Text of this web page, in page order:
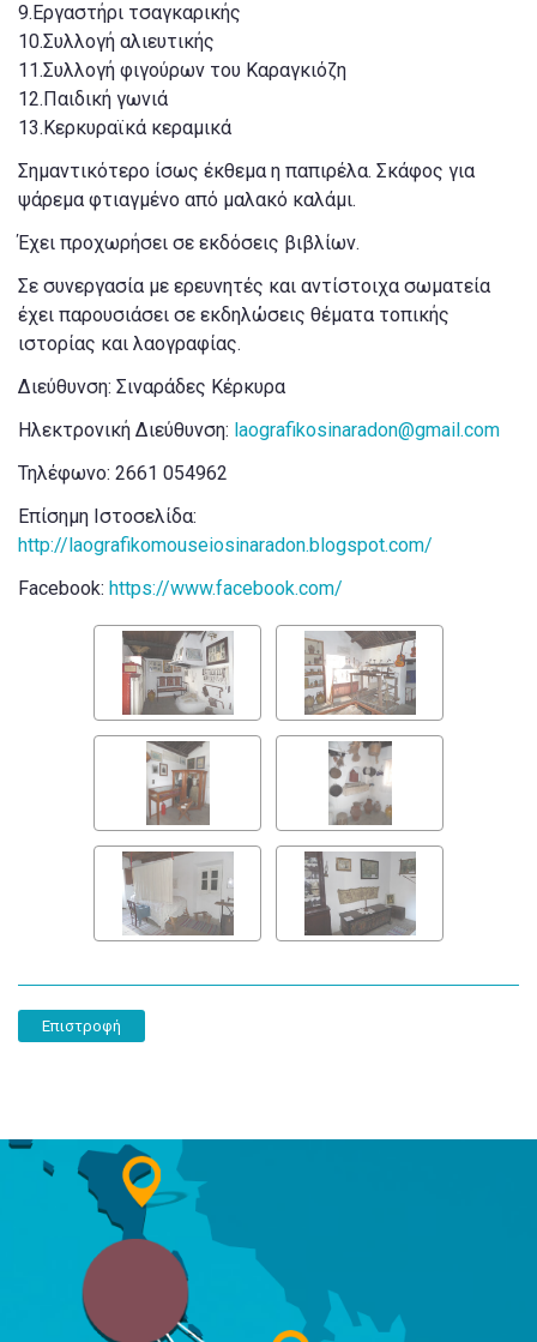
9.Εργαστήρι τσαγκαρικής
10.Συλλογή αλιευτικής
11.Συλλογή φιγούρων του Καραγκιόζη
12.Παιδική γωνιά
13.Κερκυραϊκά κεραμικά
Σημαντικότερο ίσως έκθεμα η παπιρέλα. Σκάφος για
ψάρεμα φτιαγμένο από μαλακό καλάμι.
Έχει προχωρήσει σε εκδόσεις βιβλίων.
Σε συνεργασία με ερευνητές και αντίστοιχα σωματεία
έχει παρουσιάσει σε εκδηλώσεις θέματα τοπικής
ιστορίας και λαογραφίας.
Διεύθυνση: Σιναράδες Κέρκυρα
Ηλεκτρονική Διεύθυνση: laografikosinaradon@gmail.com
Τηλέφωνο: 2661 054962
Επίσημη Ιστοσελίδα:
http://laografikomouseiosinaradon.blogspot.com/
Facebook: https://www.facebook.com/
Επιστροφή